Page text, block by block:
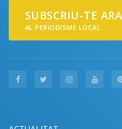
SUBSCRIU-TE
AL PERIODISME LOCAL